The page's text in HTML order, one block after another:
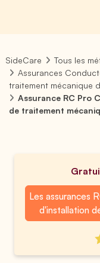
SideCare
Tous les
Assurances
traitement mécanique
Assurance RC Pro
de traitement
Les assurances
d'installation